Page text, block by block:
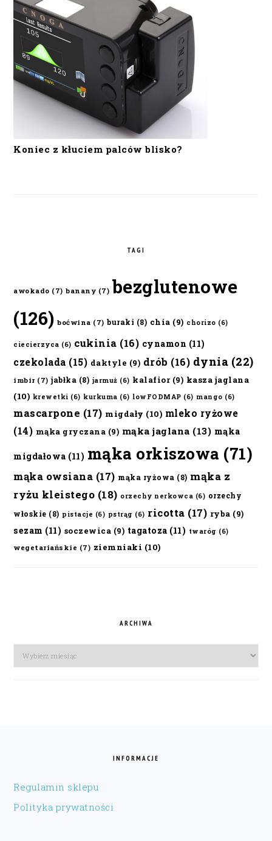
Koniec z kłuciem palców blisko?
TAGI
awokado (7) banany (7) bezglutenowe
(126) boćwina (7) buraki (8) chia (9) chorizo (6)
ciecierzyca (6) cukinia (16) cynamon (11)
czekolada (15) daktyle (9) drób (16) dynia (22)
imbir (7) jabłka (8) jarmuż (6) kalafior(9) kasza jaglana
(10) krewetki (6) kurkuma (6) lowFODMAP (6) mango (6)
mascarpone (17) migdały (10) mleko ryżowe
(14) mąka gryczana (9) mąka jaglana (13) mąka
migdałowa (11) mąka orkiszowa (71)
mąka owsiana (17) mąka ryżowa (8) mąka z
ryżu kleistego (18) orzechy nerkowca (6) orzechy
włoskie (8) pistacje (6) pstrąg (6) ricotta (17) ryba (9)
sezam (11) soczewica (9) tagatoza (11) twaróg (6)
wegetariańskie (7) ziemniaki (10)
ARCHIWA
Archiwa
INFORMACJE
Regulamin sklepu
Polityka prywatności